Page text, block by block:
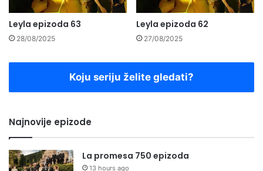
Leyla epizoda 63
28/08/2025
Leyla epizoda 62
27/08/2025
Koju seriju želite gledati?
Najnovije epizode
La promesa 750 epizoda
13 hours ago